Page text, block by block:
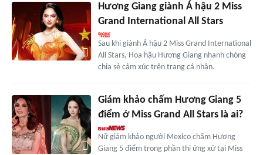
Hương Giang giành Á hậu 2 Miss
Grand International All Stars
Sau khi giành Á hậu 2 Miss Grand International
All Stars, Hoa hậu Hương Giang nhanh chóng
chia sẻ cảm xúc trên trang cá nhân.
Giám khảo chấm Hương Giang 5
điểm ở Miss Grand All Stars là ai?
Nữ giám khảo người Mexico chấm Hương
Giang 5 điểm trong phần thi ứng xử tại Miss